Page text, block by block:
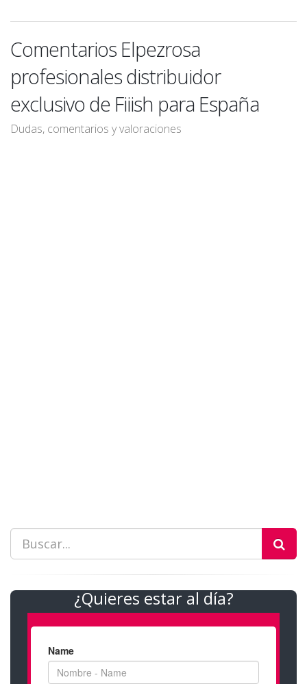
Comentarios Elpezrosa
profesionales distribuidor
exclusivo de Fiiish para España
Dudas, comentarios y valoraciones
¿Quieres estar al día?